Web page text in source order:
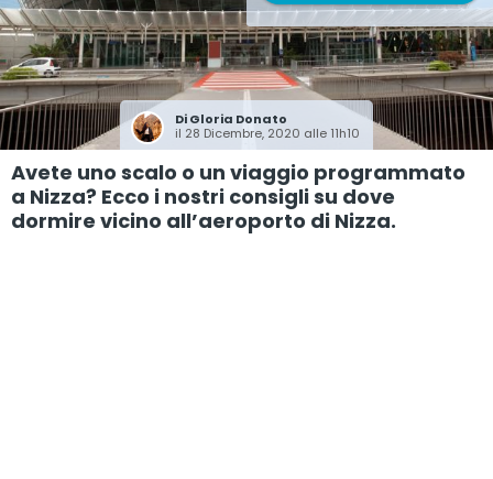
DiGloria Donato
il 28 Dicembre, 2020 alle 11h10
Avete uno scalo o un viaggio programmato
a Nizza? Ecco i nostri consigli su dove
dormire vicino all’aeroporto di Nizza.